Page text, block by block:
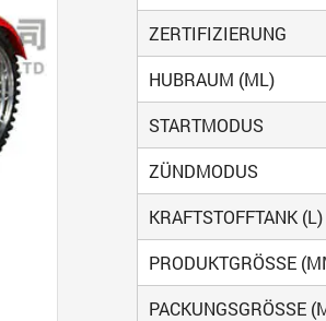
ZERTIFIZIERUNG
HUBRAUM (ML)
STARTMODUS
ZÜNDMODUS
KRAFTSTOFFTANK (L)
PRODUKTGRÖSSE
PACKUNGSGRÖSSE